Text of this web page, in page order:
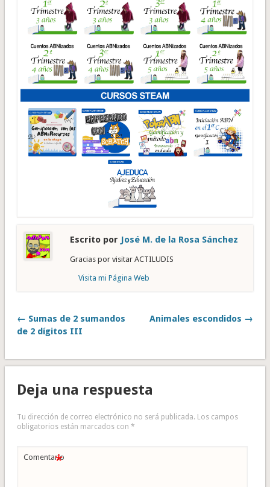
Escrito por José M. de la Rosa Sánchez
Gracias por visitar ACTILUDIS
Visita mi Página Web
← Sumas de 2 sumandos
de 2 dígitos III
Animales escondidos →
Deja una respuesta
Tu dirección de correo electrónico no será publicada. Los campos
obligatorios están marcados con *
Comentario
*